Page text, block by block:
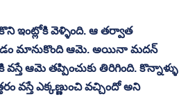
ఇంట్లోకి వెళ్ళింది. ఆ తర్వాత
మానుకొంది ఆమె. అయినా మదన్
ఆమె తప్పించుకు తిరిగింది. కొన్నాళ్ళు
వస్తే ఎక్కణ్ణుంచి వచ్చిందో అని